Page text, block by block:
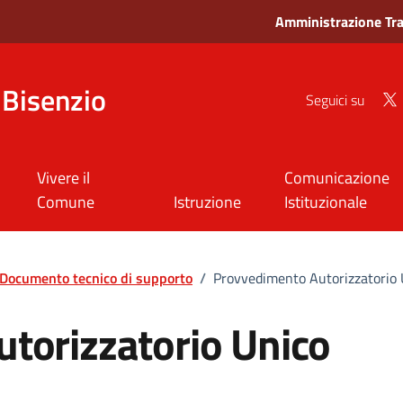
Amministrazione
Seguici su
Vivere il
Comune
Istruzione
Comunicazione
Istituzionale
Documento tecnico di supporto / Provvedimento Autorizzatorio
Unico